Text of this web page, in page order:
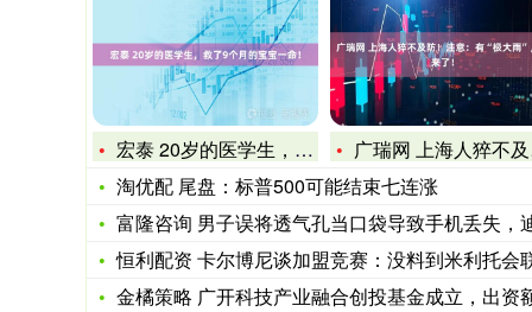
宏泰 20岁的医学生，救了9个月的宝宝一命！
广瑞网 上海人猝不及防！注意：有“极大雨”，要来了！
淘优配 尾盘：标普500可能结束七连涨
富隆咨询 男子误将透气孔当口袋导致手机丢失，迪卡侬客服回应
恒利配资 卡尔博尼谈加盟竞赛：没料到米利托会联系我；劳塔罗
金橘策略 广开科技产业融合创投基金成立，出资额18